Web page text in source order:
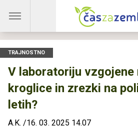
TRAJNOSTNO
V laboratoriju vzgojene
kroglice in zrezki na
letih?
A.K. /16. 03. 2025 14.07